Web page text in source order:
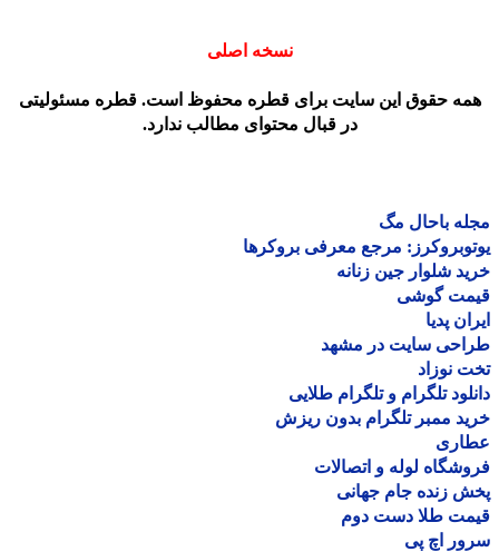
نسخه اصلی
حقوق این سایت برای قطره محفوظ است. قطره مسئولیتی
در قبال محتوای مطالب ندارد.
باحال مگ
مرجع معرفی بروکرها
شلوار جین زنانه
گوشی
پدیا
سایت در مشهد
نوزاد
تلگرام و تلگرام طلایی
ممبر تلگرام بدون ریزش
لوله و اتصالات
زنده جام جهانی
طلا دست دوم
اچ پی